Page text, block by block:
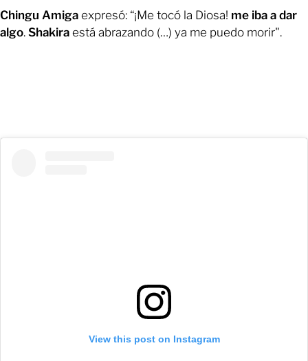
Chingu Amiga expresó: “¡Me tocó la Diosa! me iba a dar
algo. Shakira está abrazando (…) ya me puedo morir".
View this post on Instagram